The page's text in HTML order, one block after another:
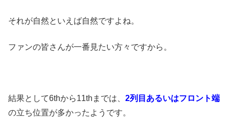
それが自然といえば自然ですよね。
ファンの皆さんが一番見たい方々ですから。
結果として6thから11thまでは、 2列目あるいはフロント端
の立ち位置が多かったようです。